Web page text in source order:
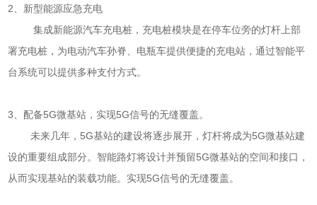
2、新型能源应急充电
集成新能源汽车充电桩，充电桩模块是在停车位旁的灯杆上部
署充电桩，为电动汽车孙脊、电瓶车提供便捷的充电站，通过智能平
台系统可以提供多种支付方式。
3、配备5G微基站，实现5G信号的无缝覆盖。
未来几年，5G基站的建设将逐步展开，灯杆将成为5G微基站建
设的重要组成部分。智能路灯将设计并预留5G微基站的空间和接口，
从而实现基站的装载功能。实现5G信号的无缝覆盖。